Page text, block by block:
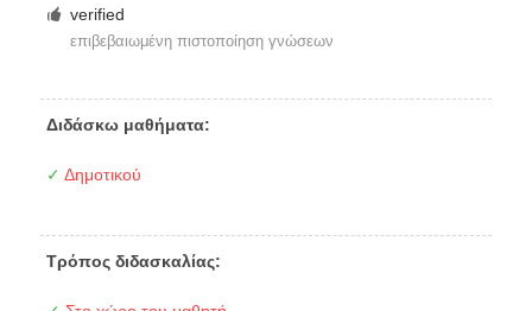
verified
επιβεβαιωμένη πιστοποίηση γνώσεων
Διδάσκω μαθήματα:
✓ Δημοτικού
Τρόπος διδασκαλίας: